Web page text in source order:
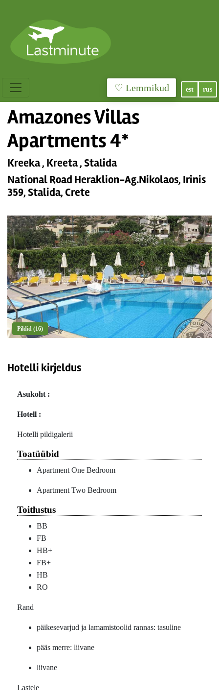
♡ Lemmikud est rus
Amazones Villas
Apartments 4*
Kreeka , Kreeta , Stalida
National Road Heraklion-Ag.Nikolaos, Irinis
359, Stalida, Crete
Pildid (16)
Hotelli kirjeldus
Asukoht :
Hotell :
Hotelli pildigalerii
Toatüübid
Apartment One Bedroom
Apartment Two Bedroom
Toitlustus
BB
FB
HB+
FB+
HB
RO
Rand
päikesevarjud ja lamamistoolid rannas: tasuline
pääs merre: liivane
liivane
Lastele